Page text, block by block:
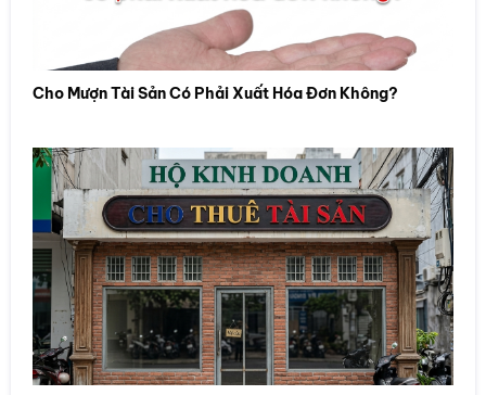
Cho Mượn Tài Sản Có Phải Xuất Hóa Đơn Không?